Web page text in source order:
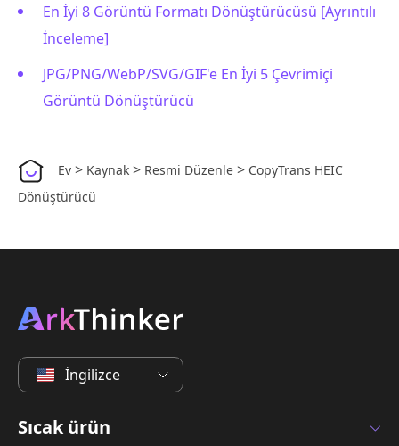
En İyi 8 Görüntü Formatı Dönüştürücüsü [Ayrıntılı
İnceleme]
JPG/PNG/WebP/SVG/GIF'e En İyi 5 Çevrimiçi
Görüntü Dönüştürücü
Ev > Kaynak > Resmi Düzenle > CopyTrans HEIC
Dönüştürücü
İngilizce
Sıcak ürün